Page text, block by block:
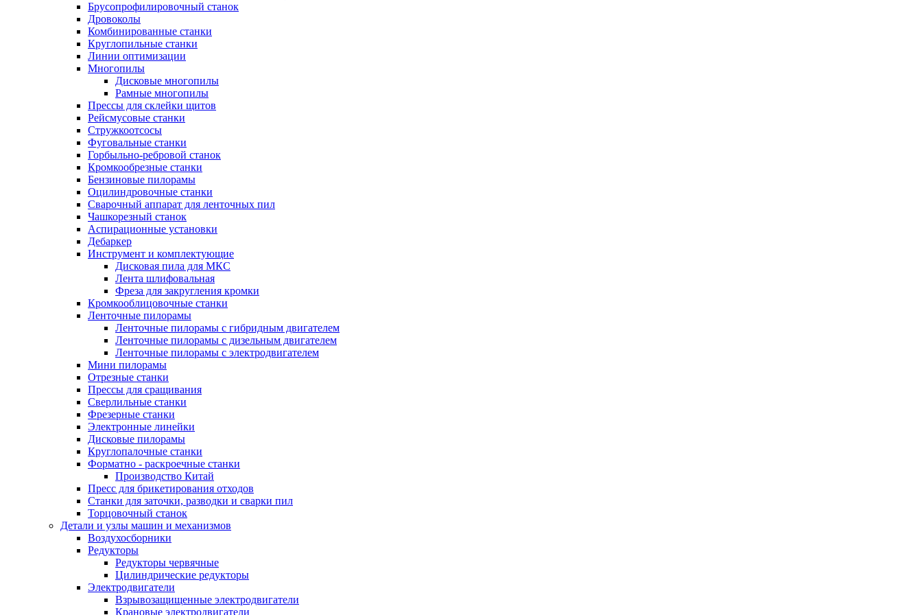
Брусопрофилировочный станок
Дровоколы
Комбинированные станки
Круглопильные станки
Линии оптимизации
Многопилы
Дисковые многопилы
Рамные многопилы
Прессы для склейки щитов
Рейсмусовые станки
Стружкоотсосы
Фуговальные станки
Горбыльно-ребровой станок
Кромкообрезные станки
Бензиновые пилорамы
Оцилиндровочные станки
Сварочный аппарат для ленточных пил
Чашкорезный станок
Аспирационные установки
Дебаркер
Инструмент и комплектующие
Дисковая пила для МКС
Лента шлифовальная
Фреза для закругления кромки
Кромкооблицовочные станки
Ленточные пилорамы
Ленточные пилорамы с гибридным двигателем
Ленточные пилорамы с дизельным двигателем
Ленточные пилорамы с электродвигателем
Мини пилорамы
Отрезные станки
Прессы для сращивания
Сверлильные станки
Фрезерные станки
Электронные линейки
Дисковые пилорамы
Круглопалочные станки
Форматно - раскроечные станки
Производство Китай
Пресс для брикетирования отходов
Станки для заточки, разводки и сварки пил
Торцовочный станок
Детали и узлы машин и механизмов
Воздухосборники
Редукторы
Редукторы червячные
Цилиндрические редукторы
Электродвигатели
Взрывозащищенные электродвигатели
Крановые электродвигатели